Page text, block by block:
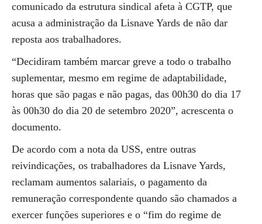
comunicado da estrutura sindical afeta à CGTP, que
acusa a administração da Lisnave Yards de não dar
reposta aos trabalhadores.
“Decidiram também marcar greve a todo o trabalho
suplementar, mesmo em regime de adaptabilidade,
horas que são pagas e não pagas, das 00h30 do dia 17
às 00h30 do dia 20 de setembro 2020”, acrescenta o
documento.
De acordo com a nota da USS, entre outras
reivindicações, os trabalhadores da Lisnave Yards,
reclamam aumentos salariais, o pagamento da
remuneração correspondente quando são chamados a
exercer funções superiores e o “fim do regime de